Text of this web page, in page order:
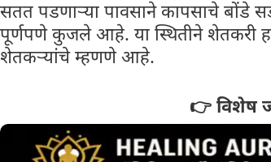
सतत पडणाऱ्या पावसाने कापसाचे बोंडे
पूर्णपणे कुजले आहे. या स्थितीने शेतकरी
शेतकऱ्यांचे म्हणणे आहे.
👉 विशेष